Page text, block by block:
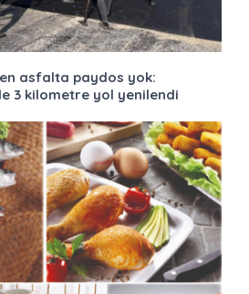
asfalta paydos yok:
3 kilometre yol yenilendi